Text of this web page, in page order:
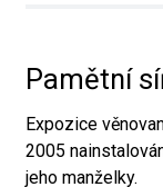
Pamětní
Expozice
2005
jeho manželky.